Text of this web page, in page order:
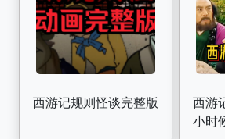
西游记规则怪谈完整版
西游
小时